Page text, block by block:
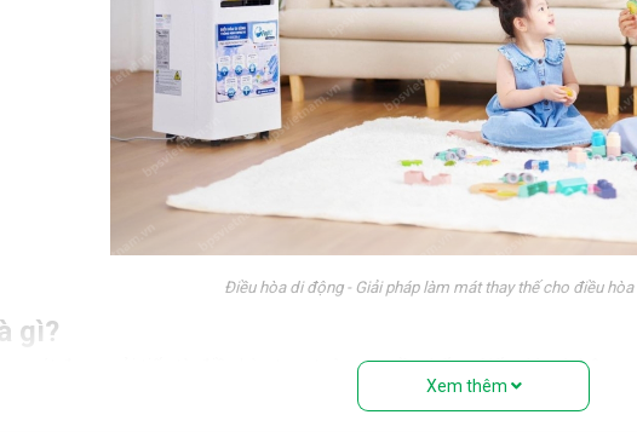
Điều hòa di động - Giải pháp làm mát thay thế cho điều
gì?
mát được cải tiến từ điều hòa treo tường truyền thống. Nếu nhìn từ bên
điều hòa “chính hiệu” với đầy đủ các bộ phận: Dàn nóng, dàn lạnh,
Xem thêm